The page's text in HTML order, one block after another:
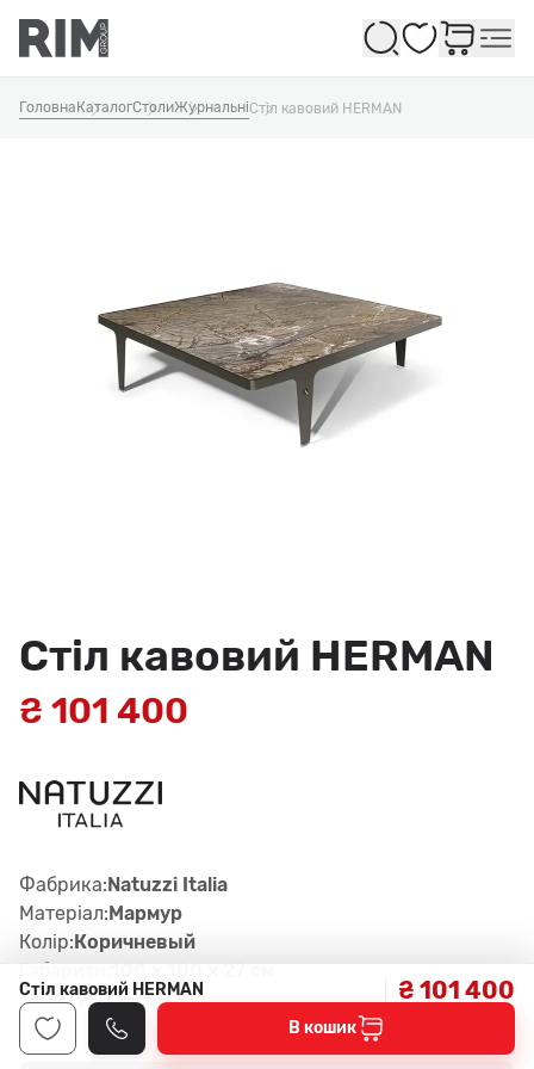
Обране
Головна КаталогСтолиЖурнальніСтіл кавовий HERMAN
Стіл кавовий HERMAN
₴ 101 400
Фабрика:Natuzzi Italia
Матеріал:Мармур
Колір:Коричневый
Габарити:
100 x 100 x 27 см
Артикул:T1560X3
Стіл кавовий HERMAN ₴ 101 400
В кошик